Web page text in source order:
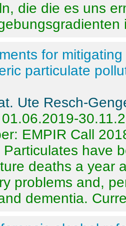
die die es uns
for
particulate
Ute Resch-
EMPIR Call
Particulates have
deaths a year
problems and,
dementia.